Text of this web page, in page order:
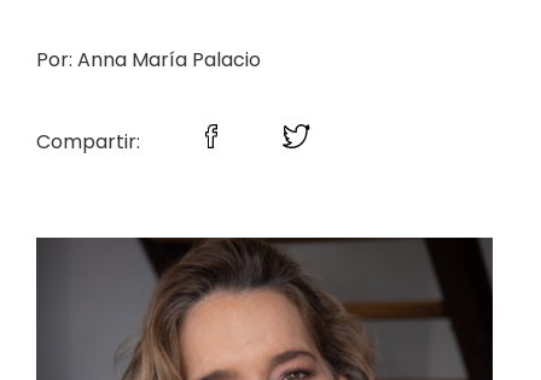
Por: Anna María Palacio
Compartir: